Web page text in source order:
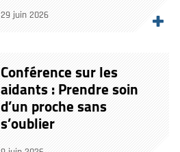
29 juin 2026
Conférence sur les
aidants : Prendre soin
d’un proche sans
s’oublier